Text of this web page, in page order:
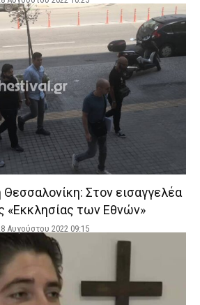
Θεσσαλονίκη: Στον εισαγγελέα
«Εκκλησίας των Εθνών»
Αυγούστου 2022 09:15